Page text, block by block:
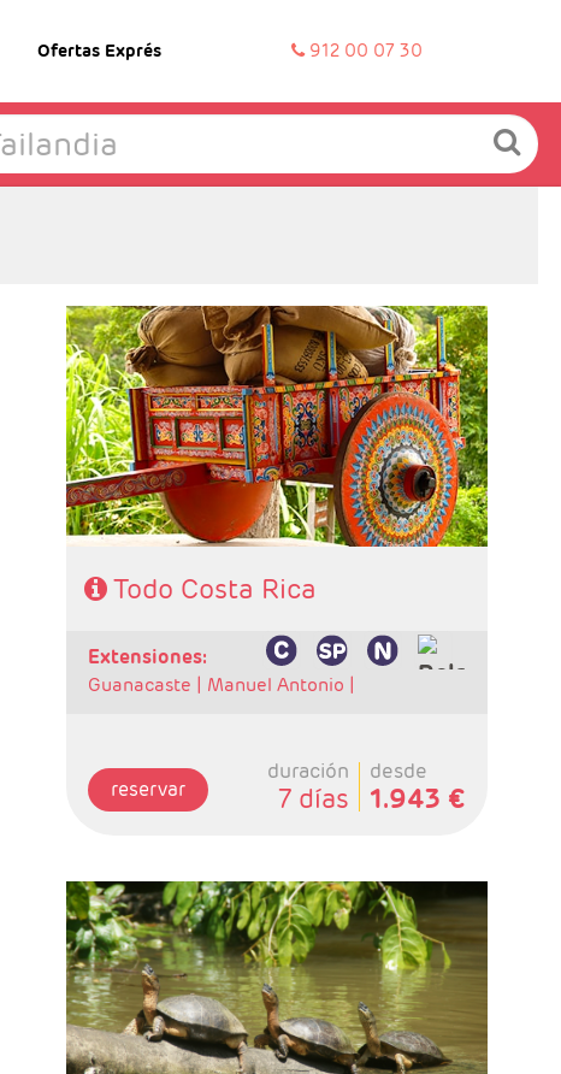
Ofertas Exprés 912 00 07 30
- Salidas: Diarias
- Ruta: 1 noche San José, 2 noches Volcán
Arenal y 2 noches Tortuguero.
- Categoría hotelera: Standard, Primera o
Semilujo
- Régimen: 5 desayunos, 3 almuerzos y 2
cenas
- IMPORTANTE: Si selecciona un vuelo de
regreso anterior a las 15:00hrs tendrá un
suplemento por realizar el traslado en privado
al aeropuerto. Consultar suplemento.
Todo Costa Rica
extensiones:
Guanacaste | Manuel Antonio |
reservar
duración
7 días
desde
1.943 €
- Salidas: Diarias
- Ruta: 2 noches San José, 2 noches
Tortuguero, 1 noche Arenal y 2 noches
Monteverde.
- Categoría hotelera: Standard, Primera o
semilujo
- Régimen: 7 desayunos, 3 almuerzos y 2
cenas.